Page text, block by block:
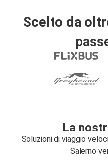
Scelto da
La
Soluzioni di viaggio
Salerno